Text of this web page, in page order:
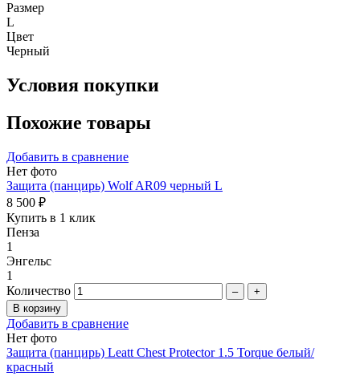
Размер
L
Цвет
Черный
Условия покупки
Похожие товары
Добавить в сравнение
Нет фото
Защита (панцирь) Wolf AR09 черный L
8 500 ₽
Купить в 1 клик
Пенза
1
Энгельс
1
Количество
– +
Добавить в сравнение
Нет фото
Защита (панцирь) Leatt Chest Protector 1.5 Torque белый/
красный